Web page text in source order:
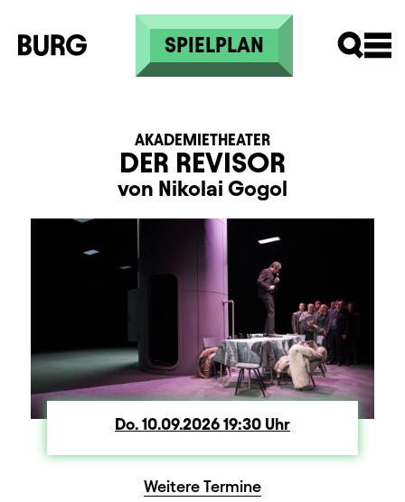
Direkt zum Inhalt
SPIELPLAN
DER REVISOR
AKADEMIETHEATER
von Nikolai Gogol
Do. Donnerstag
10.09.2026 19:30Uhr
Weitere Termine